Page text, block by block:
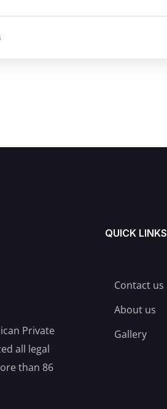
Private
all legal
than 86
QUICK LINKS
Contact us
About us
Gallery